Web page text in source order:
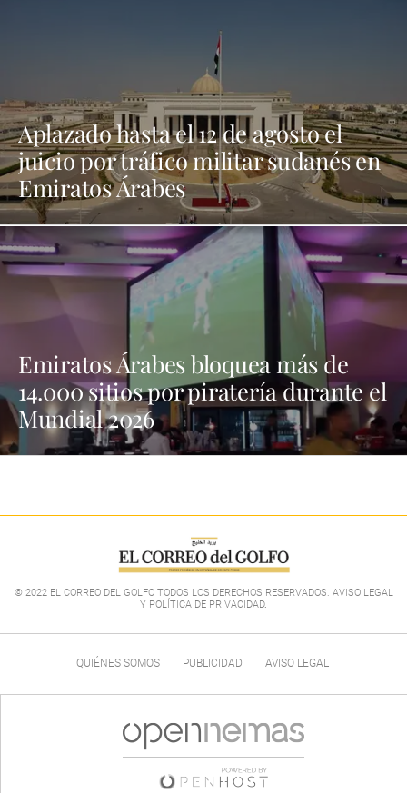
Aplazado hasta el 12 de agosto el
juicio por tráfico militar sudanés en
Emiratos Árabes
Emiratos Árabes bloquea más de
14.000 sitios por piratería durante el
Mundial 2026
© 2022 EL CORREO DEL GOLFO TODOS LOS DERECHOS RESERVADOS. AVISO LEGAL
Y POLÍTICA DE PRIVACIDAD.
QUIÉNES SOMOS PUBLICIDAD AVISO LEGAL